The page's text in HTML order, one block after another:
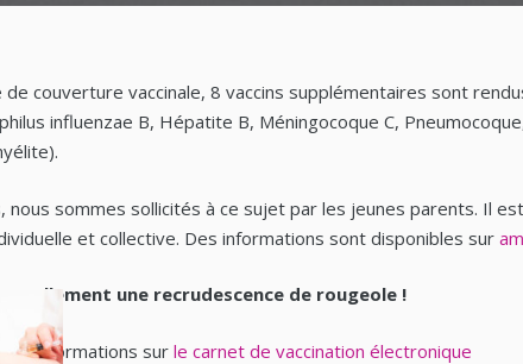
de couverture vaccinale, 8 vaccins supplémentaires sont
influenzae B, Hépatite B, Méningocoque C,
nous sommes sollicités à ce sujet par les jeunes parents. Il
et collective. Des informations sont disponibles sur
une recrudescence de rougeole !
informations sur le carnet de vaccination électronique